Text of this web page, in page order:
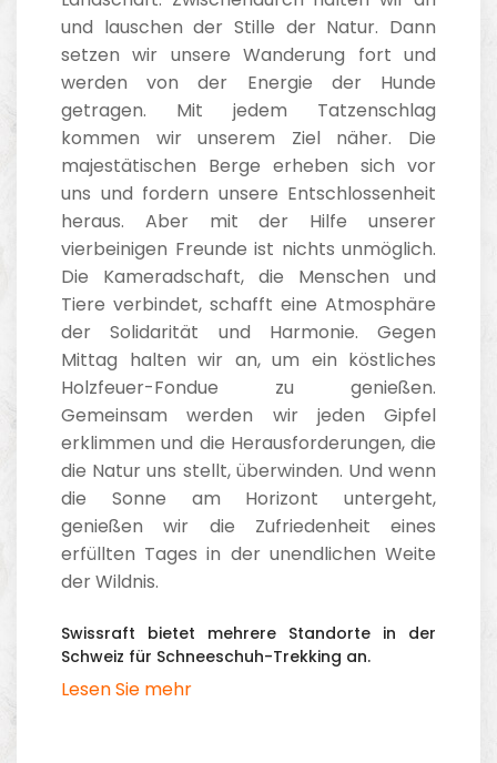
und lauschen der Stille der Natur. Dann
setzen wir unsere Wanderung fort und
werden von der Energie der Hunde
getragen. Mit jedem Tatzenschlag
kommen wir unserem Ziel näher. Die
majestätischen Berge erheben sich vor
uns und fordern unsere Entschlossenheit
heraus. Aber mit der Hilfe unserer
vierbeinigen Freunde ist nichts unmöglich.
Die Kameradschaft, die Menschen und
Tiere verbindet, schafft eine Atmosphäre
der Solidarität und Harmonie. Gegen
Mittag halten wir an, um ein köstliches
Holzfeuer-Fondue zu genießen.
Gemeinsam werden wir jeden Gipfel
erklimmen und die Herausforderungen, die
die Natur uns stellt, überwinden. Und wenn
die Sonne am Horizont untergeht,
genießen wir die Zufriedenheit eines
erfüllten Tages in der unendlichen Weite
der Wildnis.
Swissraft bietet mehrere Standorte in der
Schweiz für Schneeschuh-Trekking an.
Lesen Sie mehr